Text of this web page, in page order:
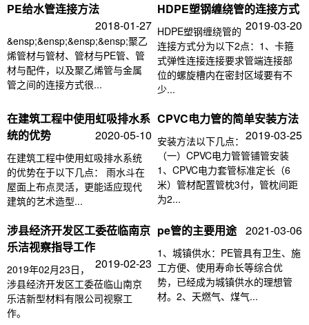
PE给水管连接方法
2018-01-27
&ensp;&ensp;&ensp;&ensp;聚乙
烯管材与管材、管材与PE管、管
材与配件，以及聚乙烯管与金属
管之间的连接方式很...
HDPE塑钢缠绕管的连接方式
2019-03-20
HDPE塑钢缠绕管的
连接方式分为以下2点：1、卡箍
式弹性连接连接要求管端连接部
位的螺旋槽内在密封区域要有不
少...
在建筑工程中使用虹吸排水系
统的优势
2020-05-10
在建筑工程中使用虹吸排水系统
的优势在于以下几点： 雨水斗在
屋面上布点灵活，更能适应现代
建筑的艺术造型...
CPVC电力管的简单安装方法
2019-03-25
安装方法以下几点：
（一）CPVC电力管管铺管安装
1、CPVC电力套管标准定长（6
米）管材配置管枕3付，管枕间距
为2...
涉县经济开发区工委莅临南京
乐洁视察指导工作
2019-02-23
2019年02月23日，
涉县经济开发区工委莅临山南京
乐洁新型材料有限公司视察工
作。
pe管的主要用途 2021-03-06
1、城镇供水：PE管具有卫生、施
工方便、使用寿命长等综合优
势，已经成为城镇供水的理想管
材。2、天燃气、煤气...